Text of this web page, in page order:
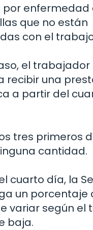
por enfermedad
que no están
con el
el trabajador
recibir una
a partir del
tres primeros
cantidad.
cuarto día, la
un porcentaje
variar según el
baja.